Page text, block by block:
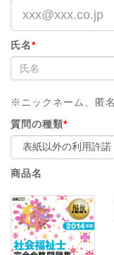
氏名*
※ニックネーム、匿
質問の種類*
商品名